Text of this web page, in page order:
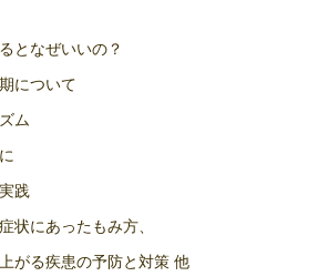
となぜいいの？
について
ム
践
にあったもみ方、
がる疾患の予防と対策 他